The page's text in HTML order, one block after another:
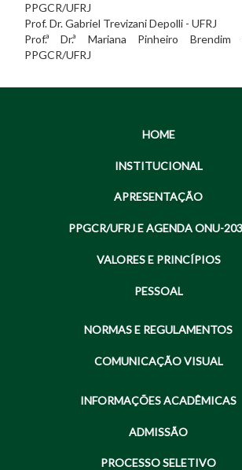
PPGCR/UFRJ
Prof. Dr. Gabriel Trevizani Depolli - UFRJ
Prof.ª Dr.ª Mariana Pinheiro Brendim
PPGCR/UFRJ
HOME
INSTITUCIONAL
APRESENTAÇÃO
PPGCR/UFRJ E AGENDA ONU-
VALORES E PRINCÍPIOS
PESSOAL
NORMAS E REGULAMENTOS
COMUNICAÇÃO VISUAL
INFORMAÇÕES ACADÊMICAS
ADMISSÃO
PROCESSO SELETIVO